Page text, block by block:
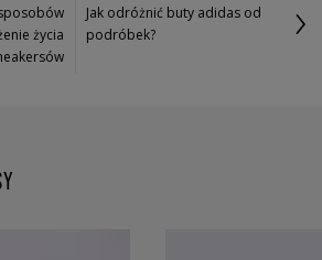
życia
Jak odróżnić buty adidas od
podróbek?